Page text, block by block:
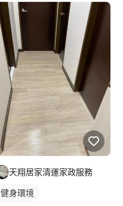
天翔居家清運家政服務
健身環境